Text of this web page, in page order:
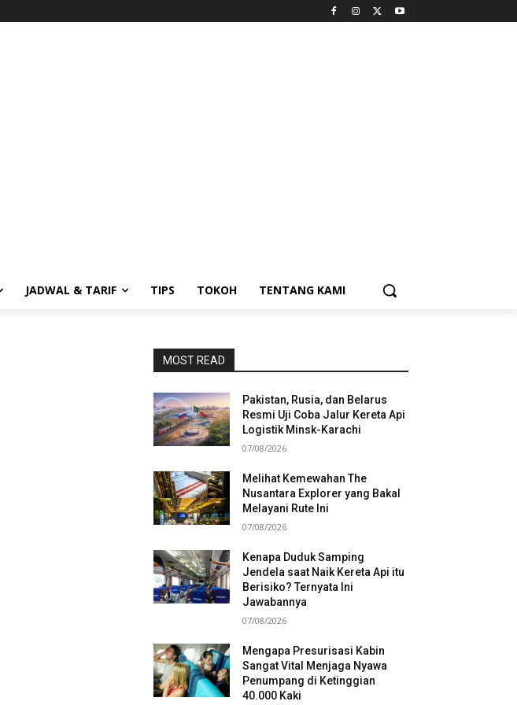
JADWAL & TARIF TIPS TOKOH TENTANG KAMI
MOST READ
Pakistan, Rusia, dan Belarus
Resmi Uji Coba Jalur Kereta Api
Logistik Minsk-Karachi
07/08/2026
Melihat Kemewahan The
Nusantara Explorer yang Bakal
Melayani Rute Ini
07/08/2026
Kenapa Duduk Samping
Jendela saat Naik Kereta Api itu
Berisiko? Ternyata Ini
Jawabannya
07/08/2026
Mengapa Presurisasi Kabin
Sangat Vital Menjaga Nyawa
Penumpang di Ketinggian
40.000 Kaki